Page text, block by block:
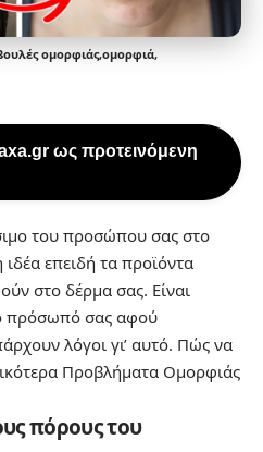
ομορφιάς,ομορφιά,
ως προτεινόμενη
του προσώπου σας στο
ιδέα επειδή τα προϊόντα
στο δέρμα σας. Είναι
πρόσωπό σας αφού
λόγοι γι’ αυτό. Πώς να
Προβλήματα Ομορφιάς
πόρους του